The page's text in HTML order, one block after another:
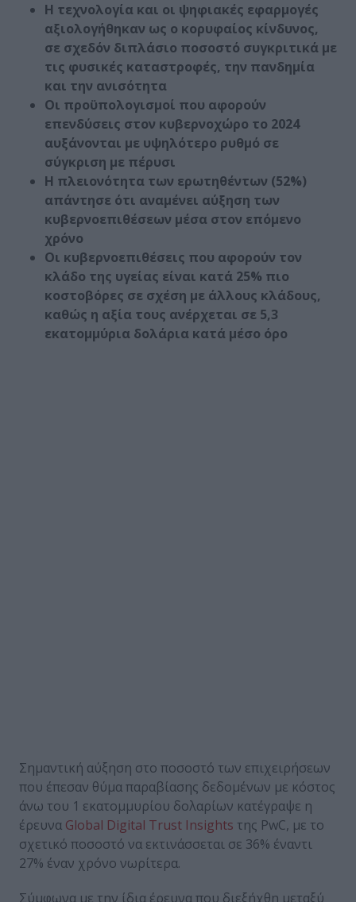
Η τεχνολογία και οι ψηφιακές εφαρμογές
αξιολογήθηκαν ως ο κορυφαίος κίνδυνος,
σε σχεδόν διπλάσιο ποσοστό συγκριτικά με
τις φυσικές καταστροφές, την πανδημία
και την ανισότητα
Οι προϋπολογισμοί που αφορούν
επενδύσεις στον κυβερνοχώρο το 2024
αυξάνονται με υψηλότερο ρυθμό σε
σύγκριση με πέρυσι
H πλειονότητα των ερωτηθέντων (52%)
απάντησε ότι αναμένει αύξηση των
κυβερνοεπιθέσεων μέσα στον επόμενο
χρόνο
Οι κυβερνοεπιθέσεις που αφορούν τον
κλάδο της υγείας είναι κατά 25% πιο
κοστοβόρες σε σχέση με άλλους κλάδους,
καθώς η αξία τους ανέρχεται σε 5,3
εκατομμύρια δολάρια κατά μέσο όρο
Σημαντική αύξηση στο ποσοστό των επιχειρήσεων
που έπεσαν θύμα παραβίασης δεδομένων με κόστος
άνω του 1 εκατομμυρίου δολαρίων κατέγραψε η
έρευνα Global Digital Trust Insights της PwC, με το
σχετικό ποσοστό να εκτινάσσεται σε 36% έναντι
27% έναν χρόνο νωρίτερα.
Σύμφωνα με την ίδια έρευνα που διεξήχθη μεταξύ